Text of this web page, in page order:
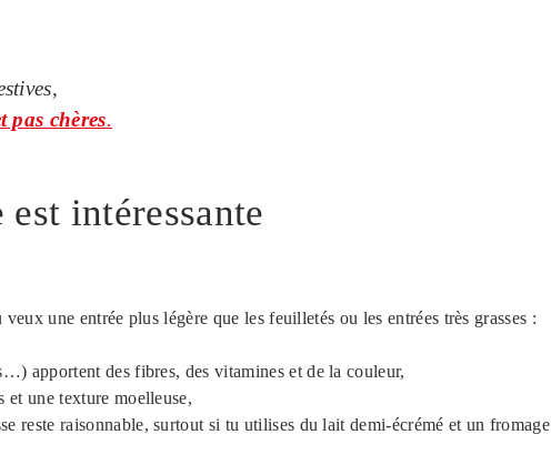
pas chères.
intéressante
une entrée plus légère que les feuilletés ou les entrées très grasses :
apportent des fibres, des vitamines et de la couleur,
et une texture moelleuse,
reste raisonnable, surtout si tu utilises du lait demi-écrémé et un fromage